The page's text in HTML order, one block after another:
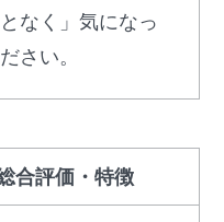
なく」気になっ
さい。
合評価・特徴